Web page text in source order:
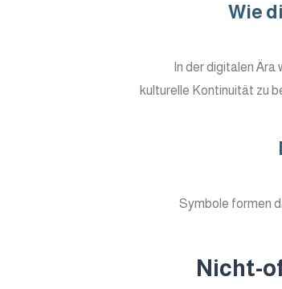
Wie
In der digitalen
kulturelle Kontinuität zu
Symbole formen
Nicht-